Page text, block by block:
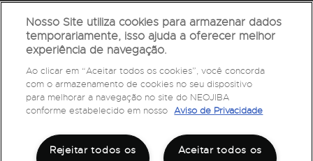
R.Monte Castelo Nº 62, Bairro Barbalho
CEP: 40.301-210
Salvador, Bahia, Brasil
Telefone:(71) 3032-1073
Nosso Site utiliza cookies para armazenar dados
temporariamente, isso ajuda a oferecer melhor
experiência de navegação.
Ao clicar em “Aceitar todos os cookies”, você concorda
com o armazenamento de cookies no seu dispositivo
para melhorar a navegação no site do NEOJIBA
conforme estabelecido em nosso Aviso de Privacidade
Aceitar todos os
Rejeitar todos os